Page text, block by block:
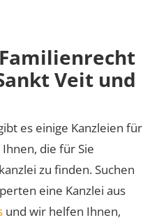
Veit und
es einige Kanzleien für
die für Sie
zu finden. Suchen
eine Kanzlei aus
und wir helfen Ihnen,